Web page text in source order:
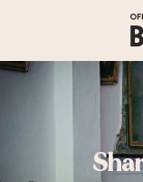
principal